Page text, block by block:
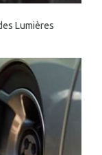
Lumières